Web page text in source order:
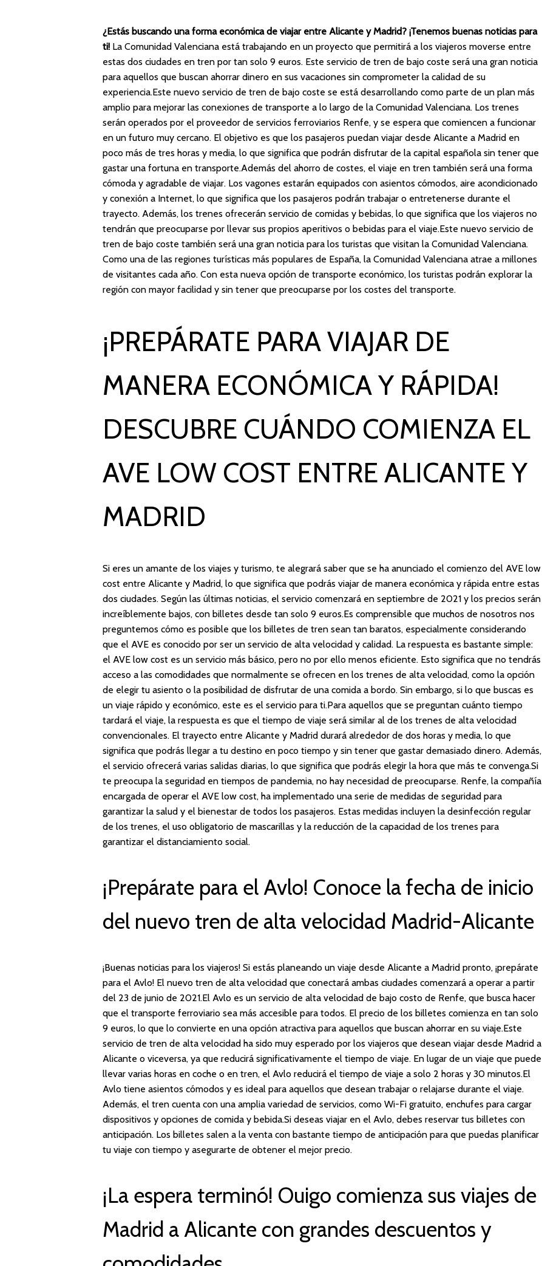
¿Estás buscando una forma económica de viajar entre Alicante y Madrid? ¡Tenemos buenas noticias para
ti! La Comunidad Valenciana está trabajando en un proyecto que permitirá a los viajeros moverse entre
estas dos ciudades en tren por tan solo 9 euros. Este servicio de tren de bajo coste será una gran noticia
para aquellos que buscan ahorrar dinero en sus vacaciones sin comprometer la calidad de su
experiencia.Este nuevo servicio de tren de bajo coste se está desarrollando como parte de un plan más
amplio para mejorar las conexiones de transporte a lo largo de la Comunidad Valenciana. Los trenes
serán operados por el proveedor de servicios ferroviarios Renfe, y se espera que comiencen a funcionar
en un futuro muy cercano. El objetivo es que los pasajeros puedan viajar desde Alicante a Madrid en
poco más de tres horas y media, lo que significa que podrán disfrutar de la capital española sin tener que
gastar una fortuna en transporte.Además del ahorro de costes, el viaje en tren también será una forma
cómoda y agradable de viajar. Los vagones estarán equipados con asientos cómodos, aire acondicionado
y conexión a Internet, lo que significa que los pasajeros podrán trabajar o entretenerse durante el
trayecto. Además, los trenes ofrecerán servicio de comidas y bebidas, lo que significa que los viajeros no
tendrán que preocuparse por llevar sus propios aperitivos o bebidas para el viaje.Este nuevo servicio de
tren de bajo coste también será una gran noticia para los turistas que visitan la Comunidad Valenciana.
Como una de las regiones turísticas más populares de España, la Comunidad Valenciana atrae a millones
de visitantes cada año. Con esta nueva opción de transporte económico, los turistas podrán explorar la
región con mayor facilidad y sin tener que preocuparse por los costes del transporte.
¡PREPÁRATE PARA VIAJAR DE
MANERA ECONÓMICA Y RÁPIDA!
DESCUBRE CUÁNDO COMIENZA EL
AVE LOW COST ENTRE ALICANTE Y
MADRID
Si eres un amante de los viajes y turismo, te alegrará saber que se ha anunciado el comienzo del AVE low
cost entre Alicante y Madrid, lo que significa que podrás viajar de manera económica y rápida entre estas
dos ciudades. Según las últimas noticias, el servicio comenzará en septiembre de 2021 y los precios serán
increíblemente bajos, con billetes desde tan solo 9 euros.Es comprensible que muchos de nosotros nos
preguntemos cómo es posible que los billetes de tren sean tan baratos, especialmente considerando
que el AVE es conocido por ser un servicio de alta velocidad y calidad. La respuesta es bastante simple:
el AVE low cost es un servicio más básico, pero no por ello menos eficiente. Esto significa que no tendrás
acceso a las comodidades que normalmente se ofrecen en los trenes de alta velocidad, como la opción
de elegir tu asiento o la posibilidad de disfrutar de una comida a bordo. Sin embargo, si lo que buscas es
un viaje rápido y económico, este es el servicio para ti.Para aquellos que se preguntan cuánto tiempo
tardará el viaje, la respuesta es que el tiempo de viaje será similar al de los trenes de alta velocidad
convencionales. El trayecto entre Alicante y Madrid durará alrededor de dos horas y media, lo que
significa que podrás llegar a tu destino en poco tiempo y sin tener que gastar demasiado dinero. Además,
el servicio ofrecerá varias salidas diarias, lo que significa que podrás elegir la hora que más te convenga.Si
te preocupa la seguridad en tiempos de pandemia, no hay necesidad de preocuparse. Renfe, la compañía
encargada de operar el AVE low cost, ha implementado una serie de medidas de seguridad para
garantizar la salud y el bienestar de todos los pasajeros. Estas medidas incluyen la desinfección regular
de los trenes, el uso obligatorio de mascarillas y la reducción de la capacidad de los trenes para
garantizar el distanciamiento social.
¡Prepárate para el Avlo! Conoce la fecha de inicio
del nuevo tren de alta velocidad Madrid-Alicante
¡Buenas noticias para los viajeros! Si estás planeando un viaje desde Alicante a Madrid pronto, ¡prepárate
para el Avlo! El nuevo tren de alta velocidad que conectará ambas ciudades comenzará a operar a partir
del 23 de junio de 2021.El Avlo es un servicio de alta velocidad de bajo costo de Renfe, que busca hacer
que el transporte ferroviario sea más accesible para todos. El precio de los billetes comienza en tan solo
9 euros, lo que lo convierte en una opción atractiva para aquellos que buscan ahorrar en su viaje.Este
servicio de tren de alta velocidad ha sido muy esperado por los viajeros que desean viajar desde Madrid a
Alicante o viceversa, ya que reducirá significativamente el tiempo de viaje. En lugar de un viaje que puede
llevar varias horas en coche o en tren, el Avlo reducirá el tiempo de viaje a solo 2 horas y 30 minutos.El
Avlo tiene asientos cómodos y es ideal para aquellos que desean trabajar o relajarse durante el viaje.
Además, el tren cuenta con una amplia variedad de servicios, como Wi-Fi gratuito, enchufes para cargar
dispositivos y opciones de comida y bebida.Si deseas viajar en el Avlo, debes reservar tus billetes con
anticipación. Los billetes salen a la venta con bastante tiempo de anticipación para que puedas planificar
tu viaje con tiempo y asegurarte de obtener el mejor precio.
¡La espera terminó! Ouigo comienza sus viajes de
Madrid a Alicante con grandes descuentos y